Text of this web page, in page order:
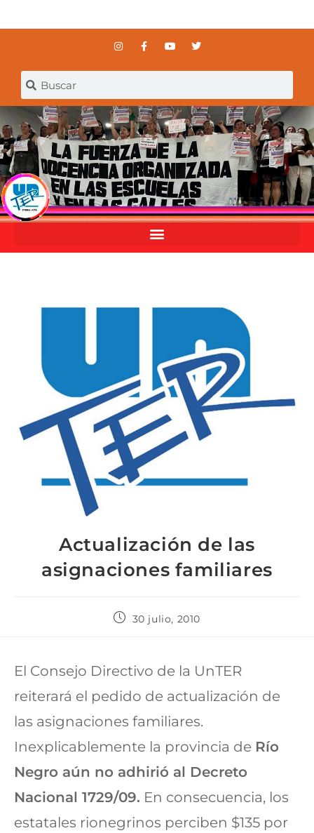
Actualización de las
asignaciones familiares
30 julio, 2010
El Consejo Directivo de la UnTER
reiterará el pedido de actualización de
las asignaciones familiares.
Inexplicablemente la provincia de Río
Negro aún no adhirió al Decreto
Nacional 1729/09. En consecuencia, los
estatales rionegrinos perciben $135 por